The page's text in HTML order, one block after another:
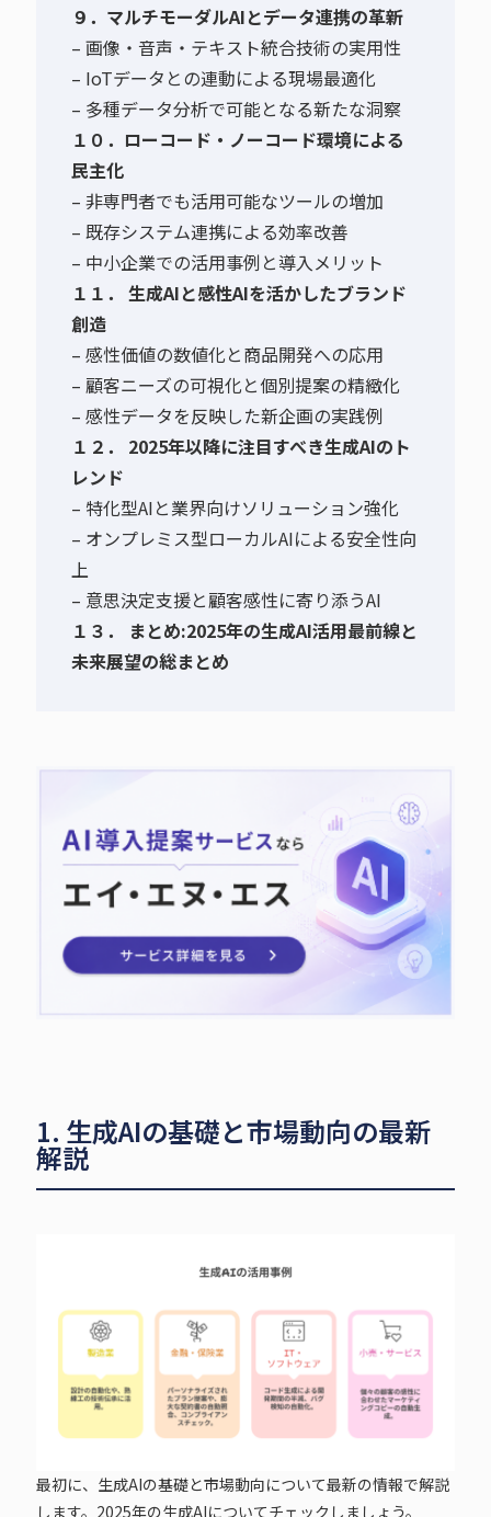
９．マルチモーダルAIとデータ連携の革新
– 画像・音声・テキスト統合技術の実用性
– IoTデータとの連動による現場最適化
– 多種データ分析で可能となる新たな洞察
１０．ローコード・ノーコード環境による
民主化
– 非専門者でも活用可能なツールの増加
– 既存システム連携による効率改善
– 中小企業での活用事例と導入メリット
１１． 生成AIと感性AIを活かしたブランド
創造
– 感性価値の数値化と商品開発への応用
– 顧客ニーズの可視化と個別提案の精緻化
– 感性データを反映した新企画の実践例
１２． 2025年以降に注目すべき生成AIのト
レンド
– 特化型AIと業界向けソリューション強化
– オンプレミス型ローカルAIによる安全性向
上
– 意思決定支援と顧客感性に寄り添うAI
１３． まとめ:2025年の生成AI活用最前線と
未来展望の総まとめ
1. 生成AIの基礎と市場動向の最新
解説
最初に、生成AIの基礎と市場動向について最新の情報で解説
します。2025年の生成AIについてチェックしましょう。